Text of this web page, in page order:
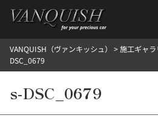
を
ごあいさつ 会社案内施工環境紹介所
ご提供メニュー
外装のガラスコーティング施工料金
ヘッドライトクリーニング施工料金
樹脂・メッシュパーツコーティング施工料金
VANQUISH（ヴァンキッシュ） >施工ギャラ
DSC_0679
s-DSC_0679